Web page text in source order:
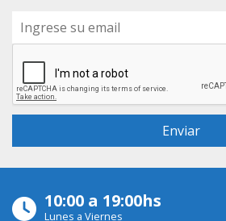
10:00 a 19:00hs
Lunes a Viernes